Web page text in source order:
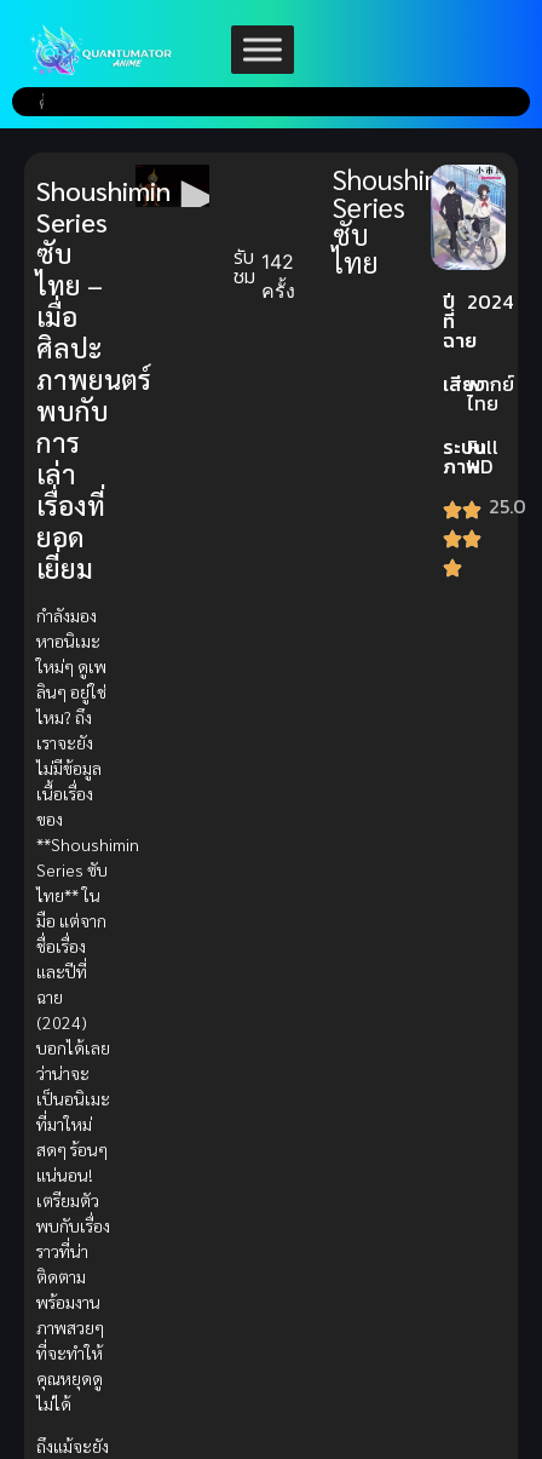
รับ
ชม 142
ครั้ง
Shoushimin
Series
ซับ
ไทย
ปี
ที่
ฉาย
2024
เสียงพากย์
ไทย
ระบบ
ภาพ
Full
HD
25.0
Shoushimin
Series
ซับ
ไทย –
เมื่อ
ศิลปะ
ภาพยนตร์
พบกับ
การ
เล่า
เรื่องที่
ยอด
เยี่ยม
กำลังมอง
หาอนิเมะ
ใหม่ๆ ดูเพ
ลินๆ อยู่ใช่
ไหม? ถึง
เราจะยัง
ไม่มีข้อมูล
เนื้อเรื่อง
ของ
**Shoushimin
Series ซับ
ไทย** ใน
มือ แต่จาก
ชื่อเรื่อง
และปีที่
ฉาย
(2024)
บอกได้เลย
ว่าน่าจะ
เป็นอนิเมะ
ที่มาใหม่
สดๆ ร้อนๆ
แน่นอน!
เตรียมตัว
พบกับเรื่อง
ราวที่น่า
ติดตาม
พร้อมงาน
ภาพสวยๆ
ที่จะทำให้
คุณหยุดดู
ไม่ได้
ถึงแม้จะยัง